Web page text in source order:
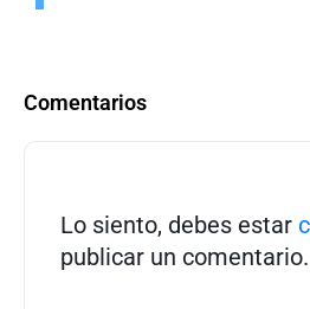
Comentarios
Lo siento, debes estar
publicar un comentario.